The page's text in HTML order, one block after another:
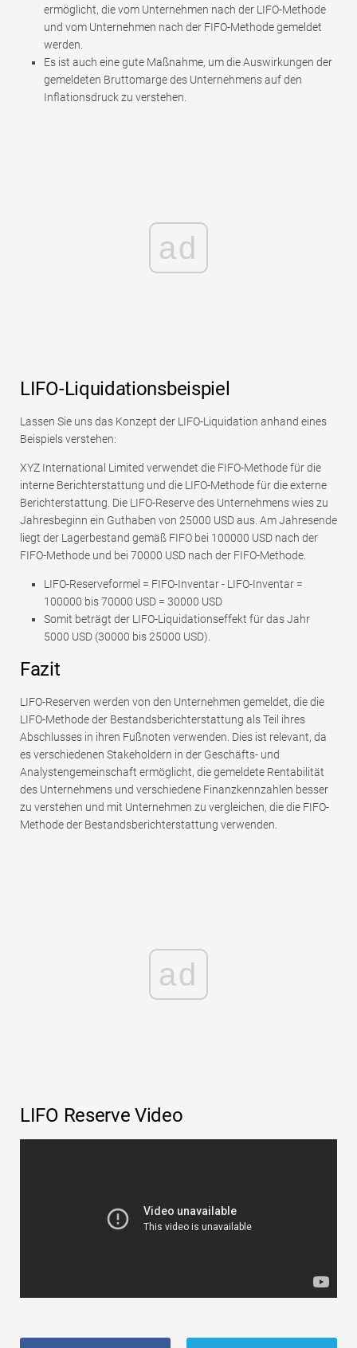
ermöglicht, die vom Unternehmen nach der LIFO-Methode
und vom Unternehmen nach der FIFO-Methode gemeldet
werden.
Es ist auch eine gute Maßnahme, um die Auswirkungen der
gemeldeten Bruttomarge des Unternehmens auf den
Inflationsdruck zu verstehen.
ad
LIFO-Liquidationsbeispiel
Lassen Sie uns das Konzept der LIFO-Liquidation anhand eines
Beispiels verstehen:
XYZ International Limited verwendet die FIFO-Methode für die
interne Berichterstattung und die LIFO-Methode für die externe
Berichterstattung. Die LIFO-Reserve des Unternehmens wies zu
Jahresbeginn ein Guthaben von 25000 USD aus. Am Jahresende
liegt der Lagerbestand gemäß FIFO bei 100000 USD nach der
FIFO-Methode und bei 70000 USD nach der FIFO-Methode.
LIFO-Reserveformel = FIFO-Inventar - LIFO-Inventar =
100000 bis 70000 USD = 30000 USD
Somit beträgt der LIFO-Liquidationseffekt für das Jahr
5000 USD (30000 bis 25000 USD).
Fazit
LIFO-Reserven werden von den Unternehmen gemeldet, die die
LIFO-Methode der Bestandsberichterstattung als Teil ihres
Abschlusses in ihren Fußnoten verwenden. Dies ist relevant, da
es verschiedenen Stakeholdern in der Geschäfts- und
Analystengemeinschaft ermöglicht, die gemeldete Rentabilität
des Unternehmens und verschiedene Finanzkennzahlen besser
zu verstehen und mit Unternehmen zu vergleichen, die die FIFO-
Methode der Bestandsberichterstattung verwenden.
ad
LIFO Reserve Video